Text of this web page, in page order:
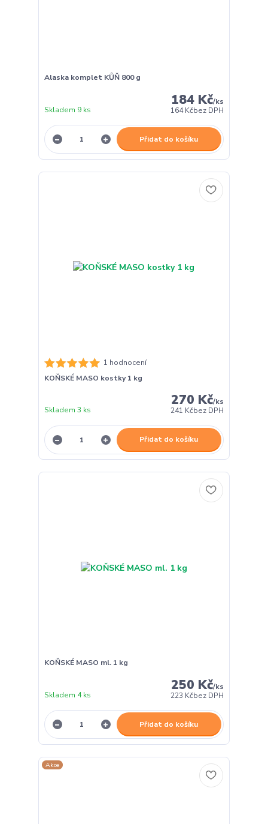
Alaska komplet KŮŇ 800 g
184 Kč/ks
164 Kčbez DPH
Skladem 9 ks
Přidat do košíku
1 hodnocení
KOŇSKÉ MASO kostky 1 kg
270 Kč/ks
241 Kčbez DPH
Skladem 3 ks
Přidat do košíku
KOŇSKÉ MASO ml. 1 kg
250 Kč/ks
223 Kčbez DPH
Skladem 4 ks
Přidat do košíku
Akce